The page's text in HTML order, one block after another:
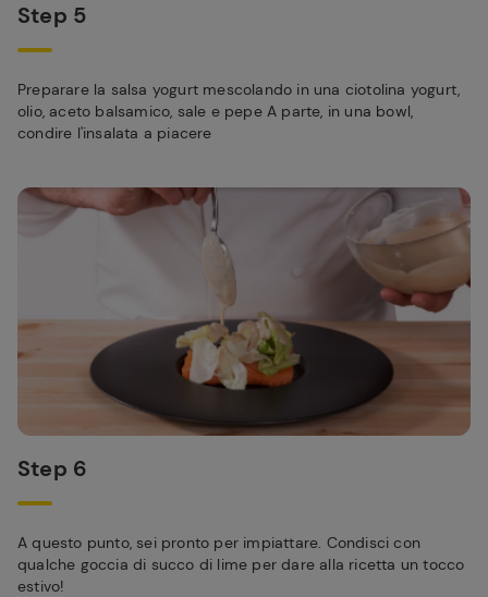
Step 5
Preparare la salsa yogurt mescolando in una ciotolina yogurt,
olio, aceto balsamico, sale e pepe A parte, in una bowl,
condire l'insalata a piacere
Step 6
A questo punto, sei pronto per impiattare. Condisci con
qualche goccia di succo di lime per dare alla ricetta un tocco
estivo!